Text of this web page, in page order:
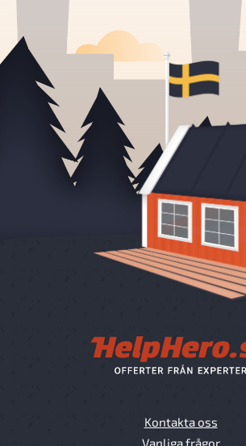
Kontakta oss
Vanliga frågor